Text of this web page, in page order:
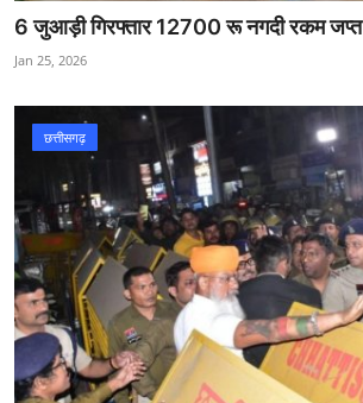
6 जुआड़ी गिरफ्तार 12700 रू नगदी रकम जप्त
Jan 25, 2026
छत्तीसगढ़